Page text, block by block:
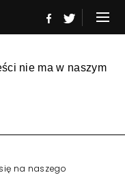
nie ma w naszym
na naszego